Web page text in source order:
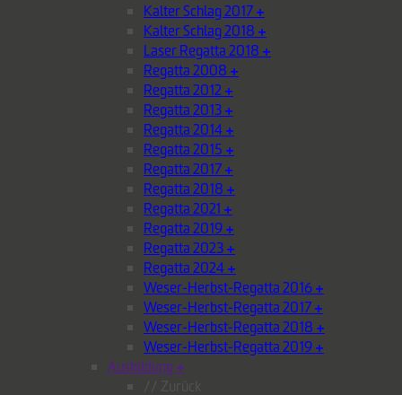
Kalter Schlag 2017+
Kalter Schlag 2018 +
Laser Regatta 2018 +
Regatta 2008 +
Regatta 2012+
Regatta 2013+
Regatta 2014+
Regatta 2015 +
Regatta 2017+
Regatta 2018 +
Regatta 2021 +
Regatta 2019+
Regatta 2023+
Regatta 2024+
Weser-Herbst-Regatta 2016+
Weser-Herbst-Regatta 2017+
Weser-Herbst-Regatta 2018 +
Weser-Herbst-Regatta 2019+
Ausbildung+